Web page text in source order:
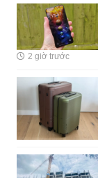
2 giờ trước